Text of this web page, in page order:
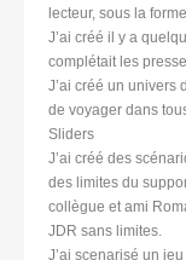
lecteur, sous la
J’ai créé il y a
complétait les
J’ai créé un univers
de voyager dans
Sliders
J’ai créé des
des limites du
collègue et ami
JDR sans limites.
J’ai scenarisé un